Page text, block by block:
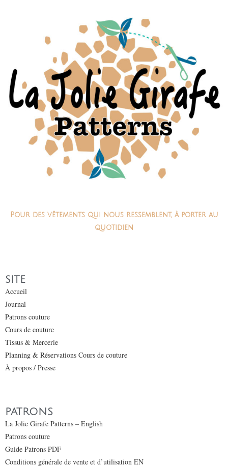
Pour des vêtements qui nous ressemblent, à porter au
quotidien
SITE
Accueil
Journal
Patrons couture
Cours de couture
Tissus & Mercerie
Planning & Réservations Cours de couture
À propos / Presse
PATRONS
La Jolie Girafe Patterns – English
Patrons couture
Guide Patrons PDF
Conditions générale de vente et d’utilisation EN